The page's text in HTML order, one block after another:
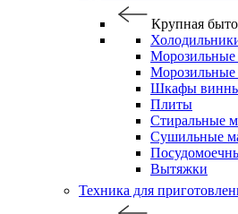
Крупная
Морозильные
Шкафы
Плиты
Стиральные
Сушильные
Вытяжки
Техника для